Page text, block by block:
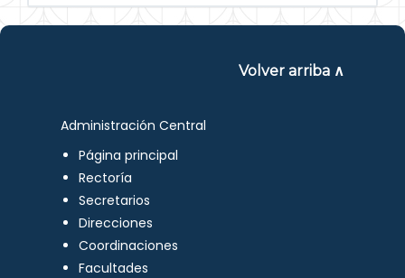
Volver arriba ∧
Administración Central
Página principal
Rectoría
Secretarios
Direcciones
Coordinaciones
Facultades